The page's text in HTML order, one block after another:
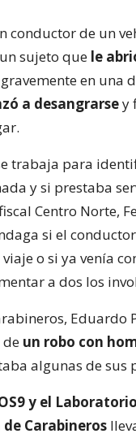
conductor de un
sujeto que le
en una
a desangrarsey
trabaja para
y si prestaba
Centro Norte,
si el
o si ya venía
a dos los
Eduardo
un robo con
algunas de sus
y el
Carabineros